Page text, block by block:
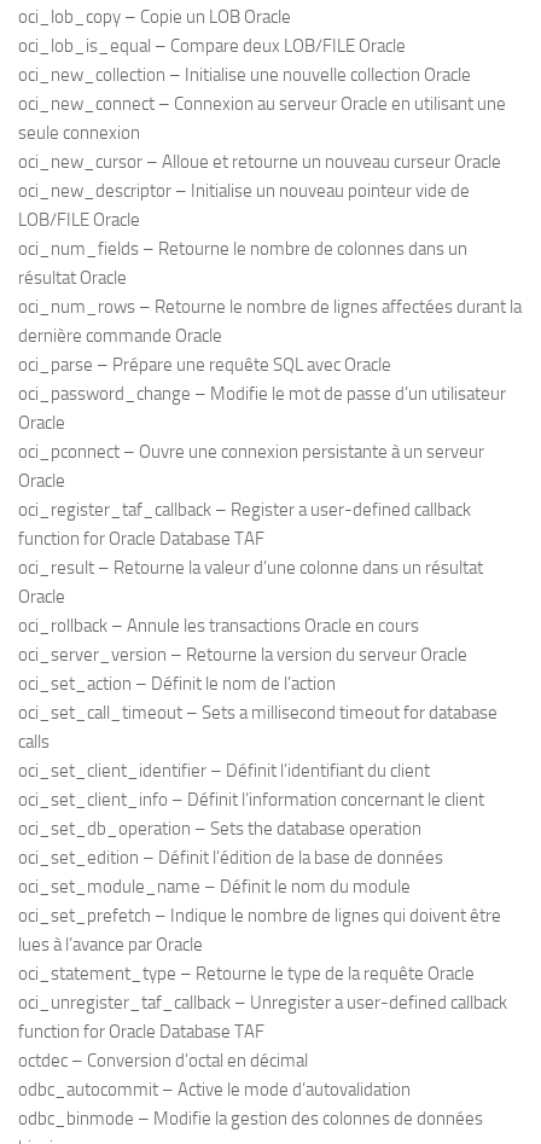
oci_lob_copy – Copie un LOB Oracle
oci_lob_is_equal – Compare deux LOB/FILE Oracle
oci_new_collection – Initialise une nouvelle collection Oracle
oci_new_connect – Connexion au serveur Oracle en utilisant une
seule connexion
oci_new_cursor – Alloue et retourne un nouveau curseur Oracle
oci_new_descriptor – Initialise un nouveau pointeur vide de
LOB/FILE Oracle
oci_num_fields – Retourne le nombre de colonnes dans un
résultat Oracle
oci_num_rows – Retourne le nombre de lignes affectées durant la
dernière commande Oracle
oci_parse – Prépare une requête SQL avec Oracle
oci_password_change – Modifie le mot de passe d’un utilisateur
Oracle
oci_pconnect – Ouvre une connexion persistante à un serveur
Oracle
oci_register_taf_callback – Register a user-defined callback
function for Oracle Database TAF
oci_result – Retourne la valeur d’une colonne dans un résultat
Oracle
oci_rollback – Annule les transactions Oracle en cours
oci_server_version – Retourne la version du serveur Oracle
oci_set_action – Définit le nom de l’action
oci_set_call_timeout – Sets a millisecond timeout for database
calls
oci_set_client_identifier – Définit l’identifiant du client
oci_set_client_info – Définit l’information concernant le client
oci_set_db_operation – Sets the database operation
oci_set_edition – Définit l’édition de la base de données
oci_set_module_name – Définit le nom du module
oci_set_prefetch – Indique le nombre de lignes qui doivent être
lues à l’avance par Oracle
oci_statement_type – Retourne le type de la requête Oracle
oci_unregister_taf_callback – Unregister a user-defined callback
function for Oracle Database TAF
octdec – Conversion d’octal en décimal
odbc_autocommit – Active le mode d’autovalidation
odbc_binmode – Modifie la gestion des colonnes de données